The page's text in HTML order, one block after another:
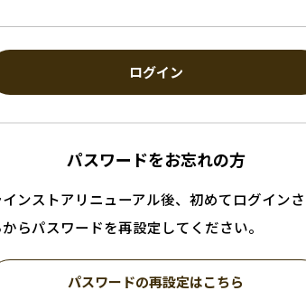
ログイン
パスワードをお忘れの方
ンストアリニューアル後、初めてログイン
らパスワードを再設定してください。
パスワードの再設定はこちら